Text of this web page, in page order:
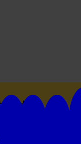
du